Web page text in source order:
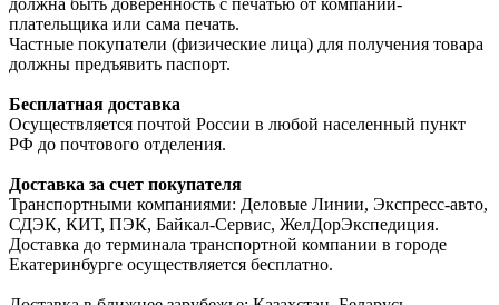
должна быть доверенность с печатью от компании-
плательщика или сама печать.
Частные покупатели (физические лица) для получения товара
должны предъявить паспорт.
Бесплатная доставка
Осуществляется почтой России в любой населенный пункт
РФ до почтового отделения.
Доставка за счет покупателя
Транспортными компаниями: Деловые Линии, Экспресс-авто,
СДЭК, КИТ, ПЭК, Байкал-Сервис, ЖелДорЭкспедиция.
Доставка до терминала транспортной компании в городе
Екатеринбурге осуществляется бесплатно.